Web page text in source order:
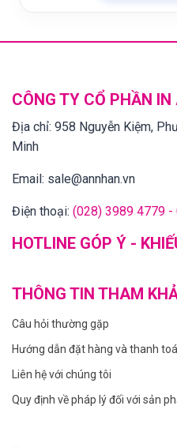
CÔNG TY CỔ PHẦN
Địa chỉ: 958 Nguyễn Kiệm,
Minh
Email: sale@annhan.vn
Điện thoại: (028) 3989 4779 -
HOTLINE GÓP Ý -
THÔNG TIN THAM
Câu hỏi thường gặp
Hướng dẫn đặt hàng và thanh
Liên hệ với chúng tôi
Quy định về pháp lý đối với sản